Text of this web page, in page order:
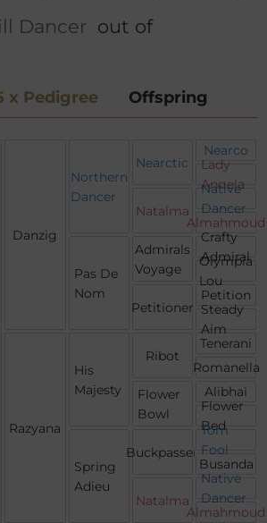
Dancer out of
x Pedigree Offspring
Danzig
Razyana
Northern
Dancer
Pas De
Nom
His
Majesty
Spring
Adieu
Nearctic
Natalma
Admirals
Voyage
Petitioner
Ribot
Flower
Bowl
Buckpasser
Natalma
Nearco
Lady
Angela
Native
Dancer
Almahmoud
Crafty
Admiral
Olympia
Lou
Petition
Steady
Aim
Tenerani
Romanella
Alibhai
Flower
Bed
Tom
Fool
Busanda
Native
Dancer
Almahmoud